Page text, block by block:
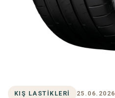
KIŞ LASTIKLERI 25.06.2026